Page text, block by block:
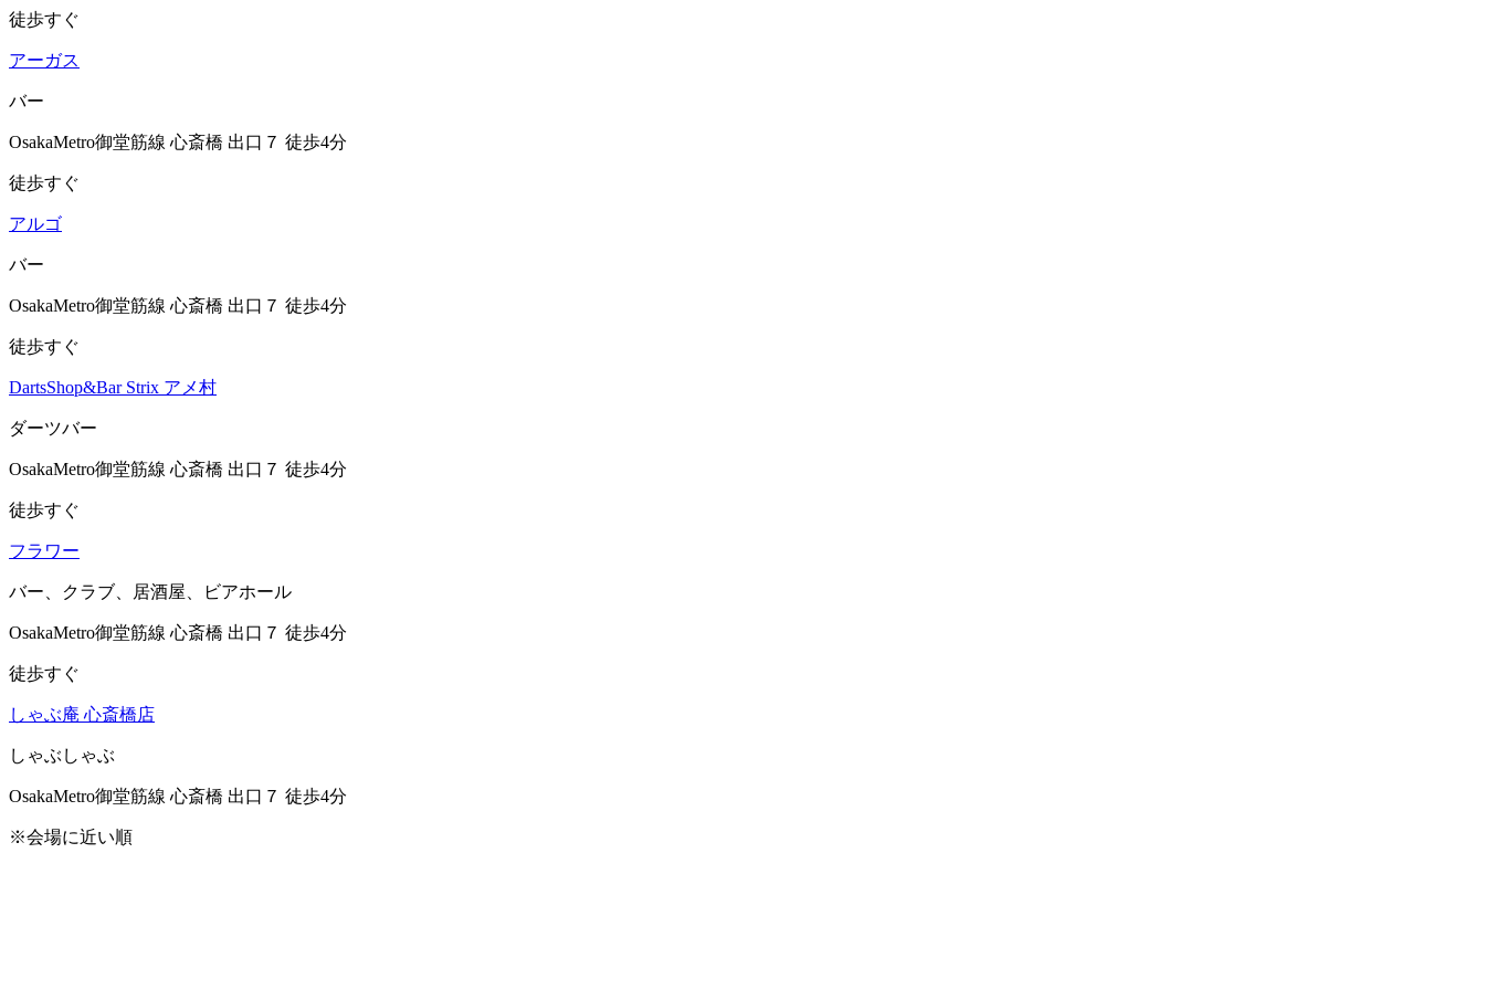
徒歩すぐ
アーガス
バー
OsakaMetro御堂筋線 心斎橋 出口７ 徒歩4分
徒歩すぐ
アルゴ
バー
OsakaMetro御堂筋線 心斎橋 出口７ 徒歩4分
徒歩すぐ
DartsShop&Bar Strix アメ村
ダーツバー
OsakaMetro御堂筋線 心斎橋 出口７ 徒歩4分
徒歩すぐ
フラワー
バー、クラブ、居酒屋、ビアホール
OsakaMetro御堂筋線 心斎橋 出口７ 徒歩4分
徒歩すぐ
しゃぶ庵 心斎橋店
しゃぶしゃぶ
OsakaMetro御堂筋線 心斎橋 出口７ 徒歩4分
※会場に近い順